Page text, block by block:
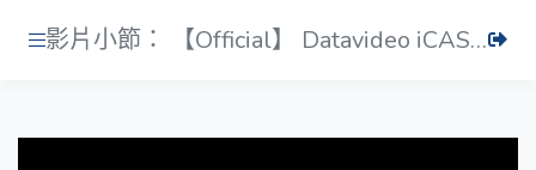
影片小節： 【Official】 Datavideo iCAST 10NDI MARK II 4-Channel All-in-one Streaming Switcher Top 6 Features